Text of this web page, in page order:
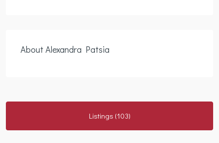
About Alexandra Patsia
Listings (103)